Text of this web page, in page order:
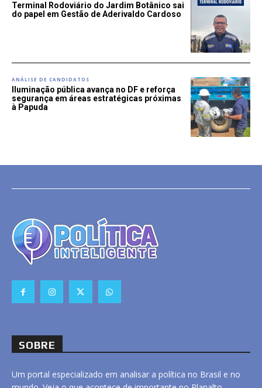
Terminal Rodoviário do Jardim Botânico sai
do papel em Gestão de Aderivaldo Cardoso
ANÁLISE DE CANDIDATOS
Iluminação pública avança no DF e reforça
segurança em áreas estratégicas próximas
à Papuda
SOBRE
Um portal especializado em analisar a política no Brasil e no